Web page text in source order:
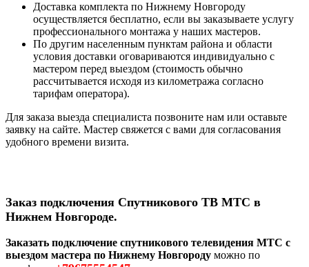
Доставка комплекта по Нижнему Новгороду
осуществляется бесплатно, если вы заказываете услугу
профессионального монтажа у наших мастеров.
По другим населенным пунктам района и области
условия доставки оговариваются индивидуально с
мастером перед выездом (стоимость обычно
рассчитывается исходя из километража согласно
тарифам оператора).
Для заказа выезда специалиста позвоните нам или оставьте
заявку на сайте. Мастер свяжется с вами для согласования
удобного времени визита.
Заказ подключения Спутникового ТВ МТС в
Нижнем Новгороде.
Заказать подключение спутникового телевидения МТС с
выездом мастера по Нижнему Новгороду можно по